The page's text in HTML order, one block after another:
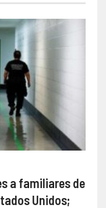
a familiares de
Unidos;